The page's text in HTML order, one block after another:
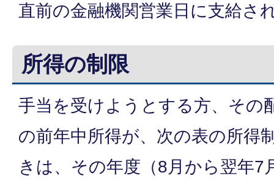
直前の金融機関営業日に支給さ
所得の制限
手当を受けようとする方、その
の前年中所得が、次の表の所得
きは、その年度（8月から翌年7